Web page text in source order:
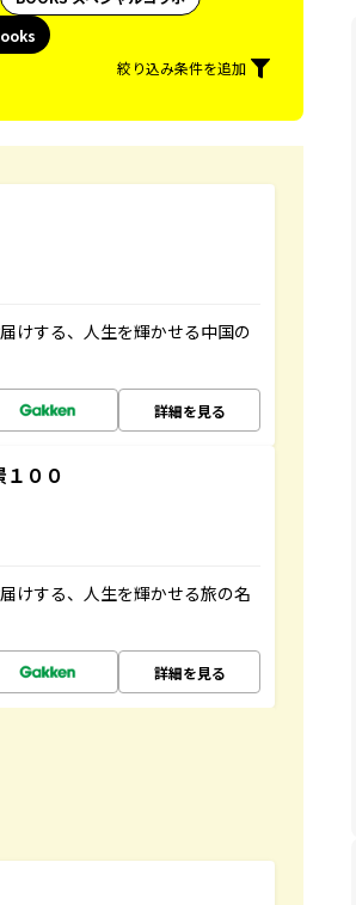
絞り込み条件を追加
けする、人生を輝かせる中国の
詳細を見る
００
けする、人生を輝かせる旅の名
詳細を見る